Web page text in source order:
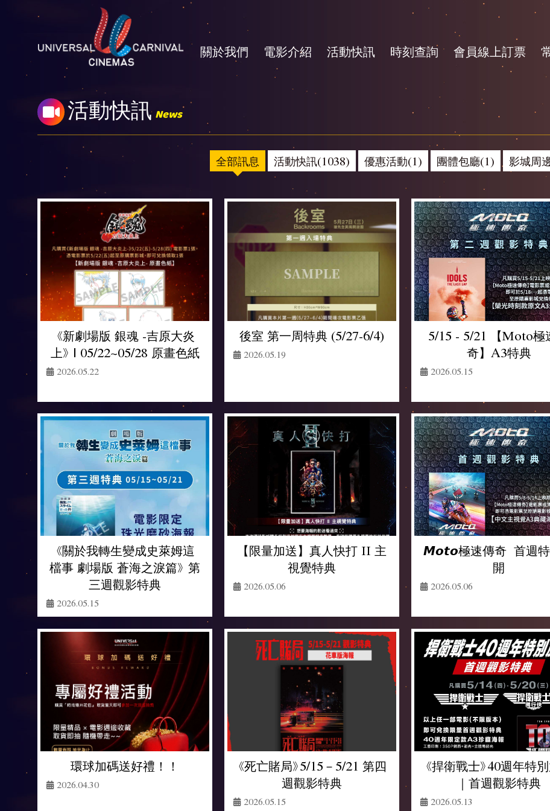
關於我們 電影介紹 活動快訊 時刻查詢 會員線上訂票
活動快訊 News
全部訊息 活動快訊(1038) 優惠活動(1) 團體包廳(1) 影城周
《新劇場版 銀魂 -吉原大炎
上》 | 05/22~05/28 原畫色紙
2026.05.22
後室 第一周特典 (5/27-6/4)
2026.05.19
5/15 - 5/21 【Moto極
奇】A3特典
2026.05.15
《關於我轉生變成史萊姆這
檔事 劇場版 蒼海之淚篇》 第
三週觀影特典
2026.05.15
【限量加送】真人快打 II 主
視覺特典
2026.05.06
𝙈𝙤𝙩𝙤極速傳奇 首週
開
2026.05.06
環球加碼送好禮！！
2026.04.30
《死亡賭局》5/15－5/21 第四
週觀影特典
2026.05.15
《捍衛戰士》40週年特
｜首週觀影特典
2026.05.13